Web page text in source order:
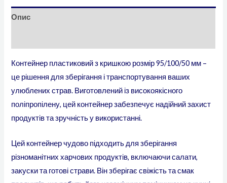
Опис
Контейнер пластиковий з кришкою розмір 95/100/50 мм –
це рішення для зберігання і транспортування ваших
улюблених страв. Виготовлений із високоякісного
поліпропілену, цей контейнер забезпечує надійний захист
продуктів та зручність у використанні.
Цей контейнерчудово підходить для зберігання
різноманітних харчових продуктів, включаючи салати,
закуски та готові страви. Він зберігає свіжість та смак